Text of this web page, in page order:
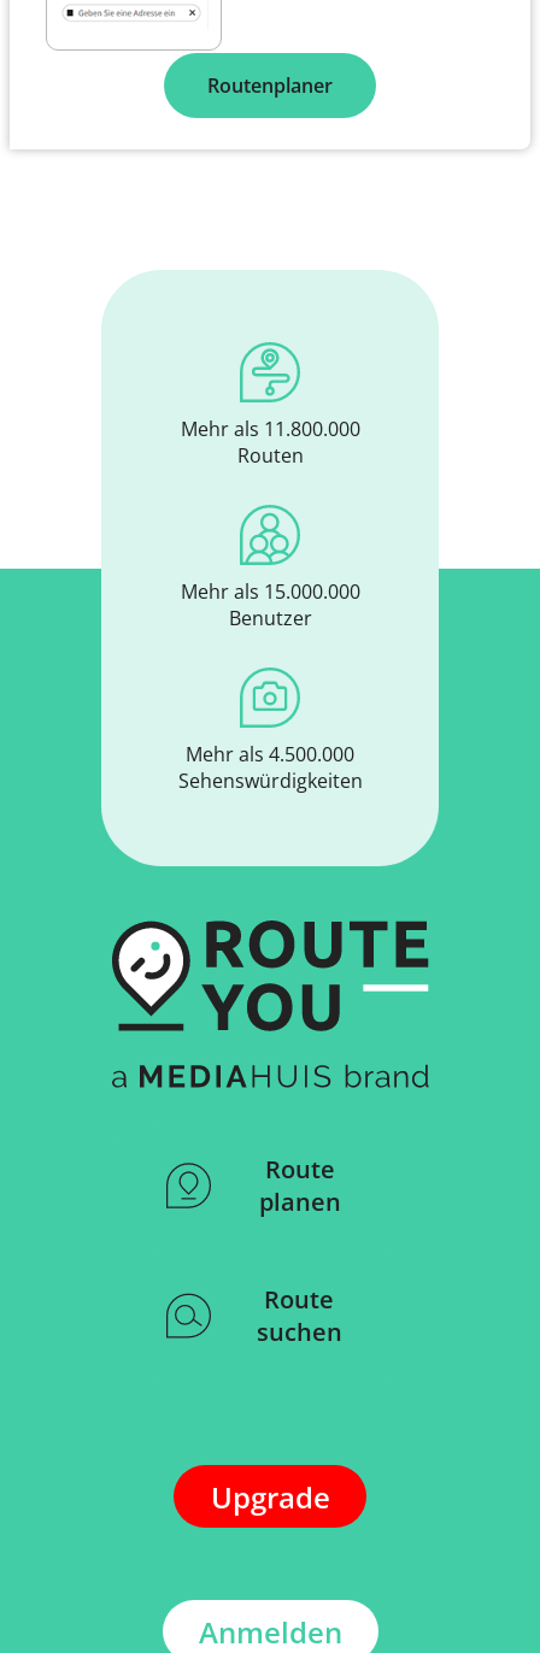
Routenplaner
Mehr als 11.800.000
Routen
Mehr als 15.000.000
Benutzer
Mehr als 4.500.000
Sehenswürdigkeiten
Route
planen
Route
suchen
Upgrade
Anmelden